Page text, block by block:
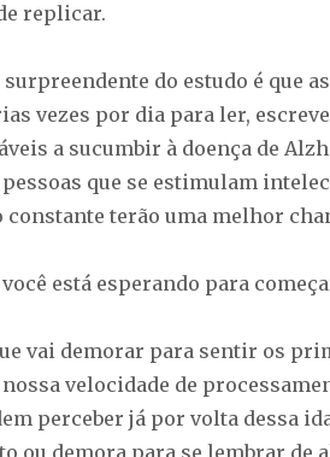
replicar.
do estudo é que
vezes por dia para ler,
a sucumbir à doença de
que se estimulam
constante terão uma melhor
você está esperando para
vai demorar para sentir os
nossa velocidade de
perceber já por volta dessa